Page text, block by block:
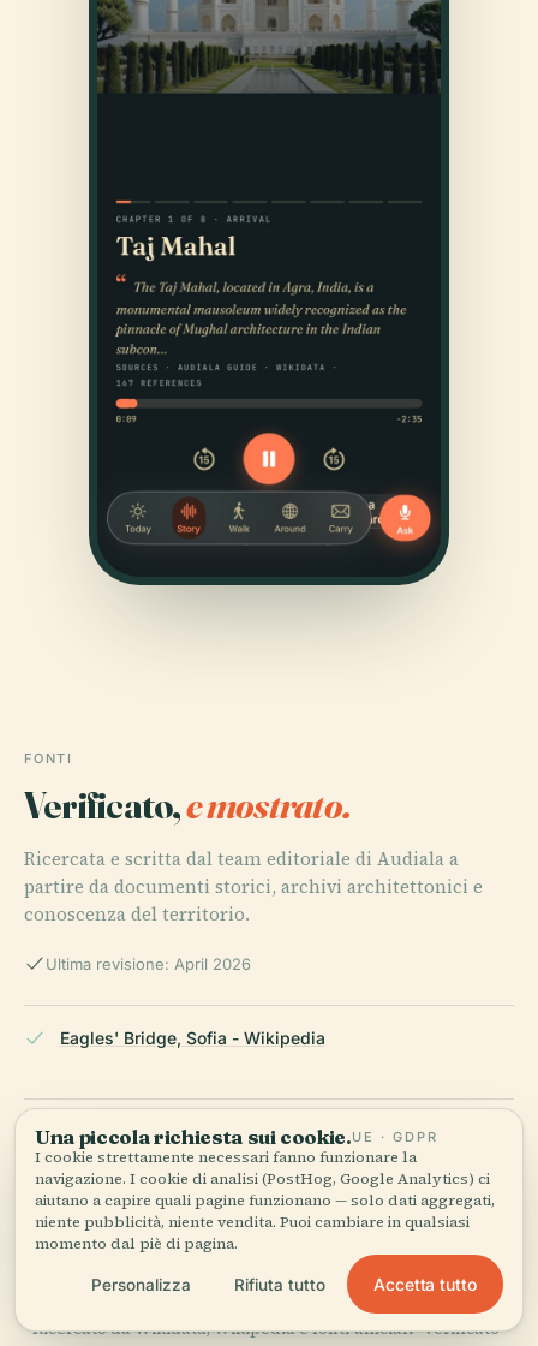
FONTI
Verificato,e mostrato.
Ricercata e scritta dal team editoriale di Audiala a
partire da documenti storici, archivi architettonici e
conoscenza del territorio.
Ultima revisione: April 2026
Eagles' Bridge, Sofia - Wikipedia
Eagles' Bridge, Sofia - Wikiwand
Wikipedia — Ponte delle Aquile
ULTIMA REVISIONE: APRIL 2026
Ricercato da Wikidata, Wikipedia e fonti ufficiali · verificato ·
Una piccola richiesta sui cookie.UE · GDPR
I cookie strettamente necessari fanno funzionare la
navigazione. I cookie di analisi (PostHog, Google Analytics) ci
aiutano a capire quali pagine funzionano — solo dati aggregati,
niente pubblicità, niente vendita. Puoi cambiare in qualsiasi
momento dal piè di pagina.
Personalizza Rifiuta tutto Accetta tutto